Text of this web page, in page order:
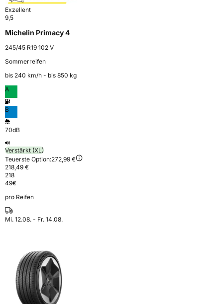
Exzellent
9,5
Michelin Primacy 4
245/45 R19 102 V
Sommerreifen
bis 240 km⁠/⁠h - bis 850 kg
A
B
70dB
Verstärkt (XL)
Teuerste Option:272,99 €
218,49 €
218
49€
pro Reifen
Mi. 12.08. - Fr. 14.08.